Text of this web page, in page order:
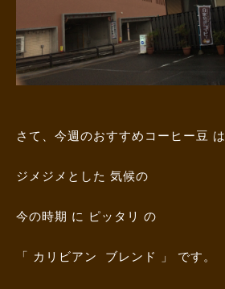
さて、今週のおすすめコーヒー豆 は
ジメジメとした 気候の
今の時期 に ピッタリ の
「 カリビアン ブレンド 」 です。